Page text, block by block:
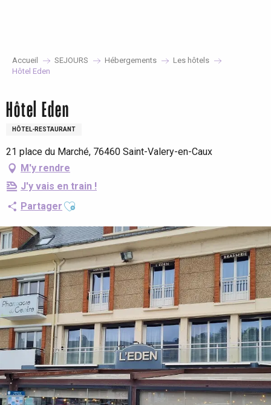
Accueil SEJOURS Hébergements
Les hôtels
Hôtel Eden
Hôtel Eden
HÔTEL-RESTAURANT
21 place du Marché, 76460 Saint-Valery-en-Caux
M'y rendre
J'y vais en train !
Partager Ajouter aux favoris